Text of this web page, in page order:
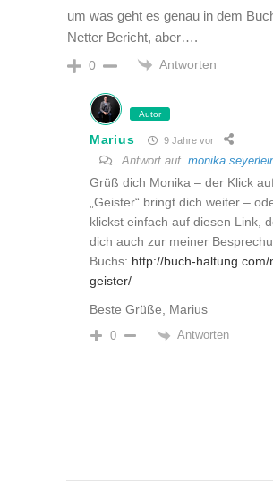
um was geht es genau in dem
Netter Bericht, aber….
0 Antworten
Autor
Marius 9 Jahre vor
Antwort auf monika
Grüß dich Monika – der Klick
„Geister“ bringt dich weiter –
klickst einfach auf diesen Link,
dich auch zur meiner
Buchs: http://buch-haltung.com/
geister/
Beste Grüße, Marius
0 Antworten